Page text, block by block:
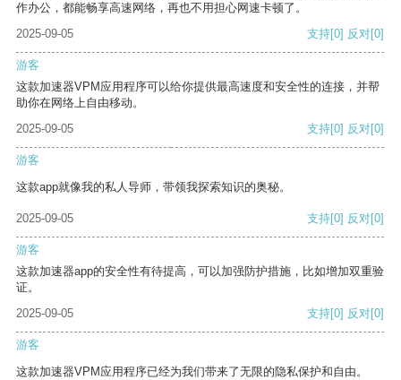
作办公，都能畅享高速网络，再也不用担心网速卡顿了。
2025-09-05
支持[0] 反对[0]
游客
这款加速器VPM应用程序可以给你提供最高速度和安全性的连接，并帮
助你在网络上自由移动。
2025-09-05
支持[0] 反对[0]
游客
这款app就像我的私人导师，带领我探索知识的奥秘。
2025-09-05 支持[0] 反对[0]
游客
这款加速器app的安全性有待提高，可以加强防护措施，比如增加双重验
证。
2025-09-05
支持[0] 反对[0]
游客
这款加速器VPM应用程序已经为我们带来了无限的隐私保护和自由。